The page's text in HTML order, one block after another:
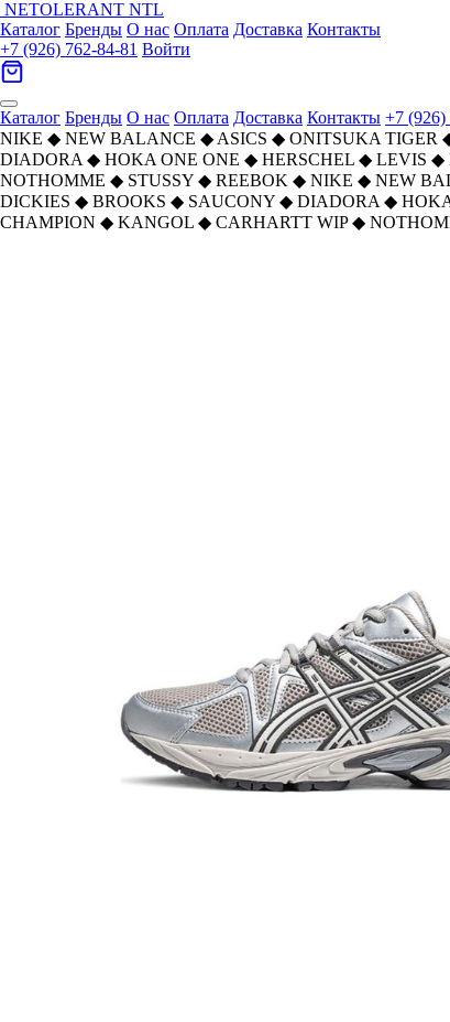
NETOLERANT NTL
Каталог Бренды О нас Оплата Доставка Контакты
+7 (926) 762-84-81 Войти
Каталог Бренды О нас Оплата Доставка Контакты +7 (926)
NIKE ◆ NEW BALANCE ◆ ASICS ◆ ONITSUKA TIGER
DIADORA ◆ HOKA ONE ONE ◆ HERSCHEL ◆ LEVIS ◆
NOTHOMME ◆ STUSSY ◆ REEBOK ◆ NIKE ◆ NEW
DICKIES ◆ BROOKS ◆ SAUCONY ◆ DIADORA ◆
CHAMPION ◆ KANGOL ◆ CARHARTT WIP ◆